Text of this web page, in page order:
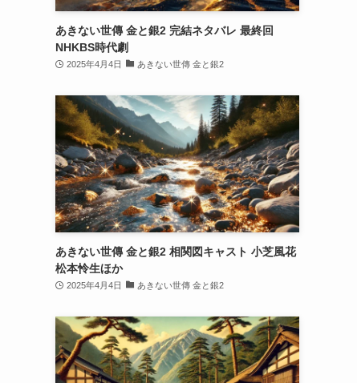
あきない世傳 金と銀2 完結ネタバレ 最終回
NHKBS時代劇
2025年4月4日 あきない世傳 金と銀2
あきない世傳 金と銀2 相関図キャスト 小芝風花
松本怜生ほか
2025年4月4日 あきない世傳 金と銀2